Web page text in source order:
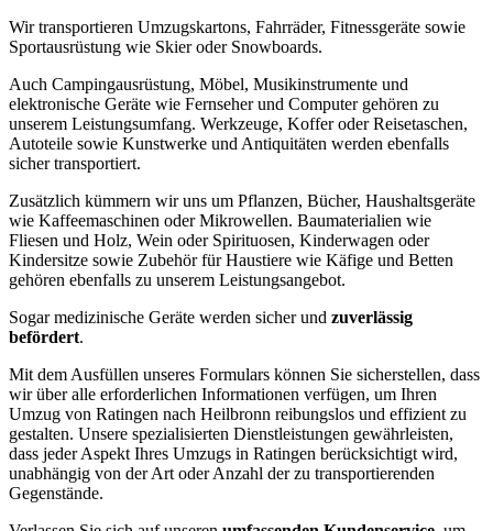
Wir transportieren Umzugskartons, Fahrräder, Fitnessgeräte sowie
Sportausrüstung wie Skier oder Snowboards.
Auch Campingausrüstung, Möbel, Musikinstrumente und
elektronische Geräte wie Fernseher und Computer gehören zu
unserem Leistungsumfang. Werkzeuge, Koffer oder Reisetaschen,
Autoteile sowie Kunstwerke und Antiquitäten werden ebenfalls
sicher transportiert.
Zusätzlich kümmern wir uns um Pflanzen, Bücher, Haushaltsgeräte
wie Kaffeemaschinen oder Mikrowellen. Baumaterialien wie
Fliesen und Holz, Wein oder Spirituosen, Kinderwagen oder
Kindersitze sowie Zubehör für Haustiere wie Käfige und Betten
gehören ebenfalls zu unserem Leistungsangebot.
Sogar medizinische Geräte werden sicher und zuverlässig
befördert.
Mit dem Ausfüllen unseres Formulars können Sie sicherstellen, dass
wir über alle erforderlichen Informationen verfügen, um Ihren
Umzug von Ratingen nach Heilbronn reibungslos und effizient zu
gestalten. Unsere spezialisierten Dienstleistungen gewährleisten,
dass jeder Aspekt Ihres Umzugs in Ratingen berücksichtigt wird,
unabhängig von der Art oder Anzahl der zu transportierenden
Gegenstände.